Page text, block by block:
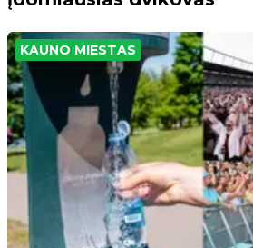
KAUNO MIESTAS